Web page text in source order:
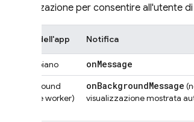
visualizzazione per consentire all'utente
Stato dell'app Notifica
Primo piano onMessage
Background
(service worker)
onBackgroundMessage
visualizzazione mostrata